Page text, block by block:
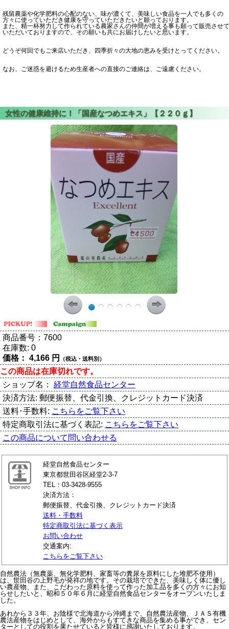
残留農薬や化学肥料の心配のない、味が濃くて、美味しい食品を一人でも多くの
方々に使っていただき健康を守っていただきたいと願っております。
また、精一杯努力して作られている農家さんの仲間が増える事も願って販売させて
いただいておりますので、その願いも共にお届けしたいと思います。
どうぞ何回でもご来店いただき、四季折々の大地の恵みを受けとってください。
なお、ご迷惑を避けるため生産者への直接のご連絡は、ご遠慮ください。
商品番号： 7600
在庫数: 0
価格： 4,166 円 （税込・送料別）
この商品は在庫切れです。
ショップ名： 経堂自然食品センター
決済方法: 郵便振替、代金引換、クレジットカード決済
送料･手数料: こちらをご覧下さい
特定商取引法に基づく表記: こちらをご覧下さい
この商品について問い合わせる
経堂自然食品センター
東京都世田谷区経堂2-3-7
TEL：03-3428-9555
決済方法：
郵便振替、代金引換、クレジットカード決済
送料・手数料
特定商取引法に基づく表示
お問い合わせ
交通案内:
こちらをご覧下さい
自然農法（無農薬、無化学肥料、家畜等の糞尿を原料にした堆肥不使用）
は、世田谷の上野毛が発祥の地です。その栽培でできた、美味しく体に優し
い農産物、また、こだわった原料を使って作った加工品を多くの方々にお知
らせしたいと、昭和５０年６月に経堂自然食品センターをオープンいたしま
した。
あれから３３年、お陰様で北海道から沖縄まで、自然農法産物、ＪＡＳ有機
農法産物をはじめとして、海外からもすてきな商品を集める事ができ、セン
ターとしての役割を果たせていると皆様に感謝いたしております。